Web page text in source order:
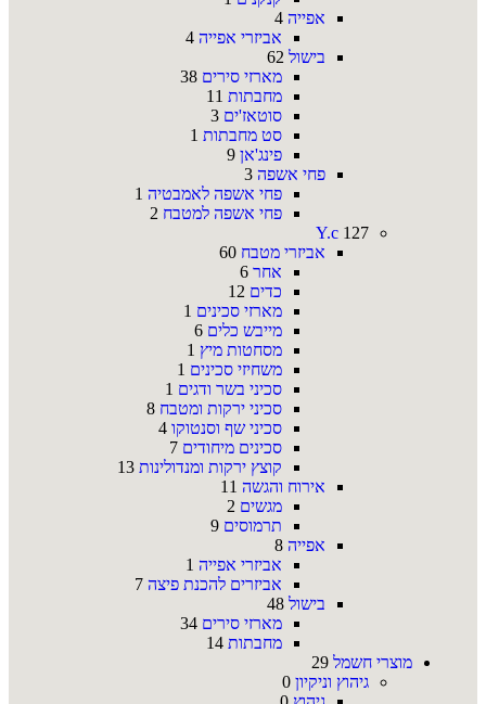
אפייה 4
אביזרי אפייה 4
בישול 62
מארזי סירים 38
מחבתות 11
סוטאז'ים 3
סט מחבתות 1
פינג'אן 9
פחי אשפה 3
פחי אשפה לאמבטיה 1
פחי אשפה למטבח 2
Y.c 127
אביזרי מטבח 60
אחר 6
כדים 12
מארזי סכינים 1
מייבש כלים 6
מסחטות מיץ 1
משחיזי סכינים 1
סכיני בשר ודגים 1
סכיני ירקות ומטבח 8
סכיני שף וסנטוקו 4
סכינים מיחודים 7
קוצץ ירקות ומנדולינות 13
אירוח והגשה 11
מגשים 2
תרמוסים 9
אפייה 8
אביזרי אפייה 1
אביזרים להכנת פיצה 7
בישול 48
מארזי סירים 34
מחבתות 14
מוצרי חשמל 29
גיהוץ וניקיון 0